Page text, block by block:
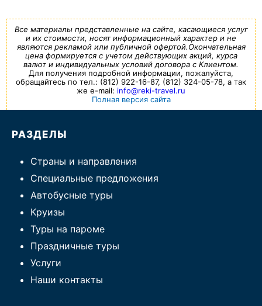
Все материалы представленные на сайте, касающиеся услуг
и их стоимости, носят информационный характер и не
являются рекламой или публичной офертой.Окончательная
цена формируется с учетом действующих акций, курса
валют и индивидуальных условий договора с Клиентом.
Для получения подробной информации, пожалуйста,
обращайтесь по тел.: (812) 922-16-87, (812) 324-05-78, а так
же e-mail: info@reki-travel.ru
Полная версия сайта
РАЗДЕЛЫ
Страны и направления
Специальные предложения
Автобусные туры
Круизы
Туры на пароме
Праздничные туры
Услуги
Наши контакты